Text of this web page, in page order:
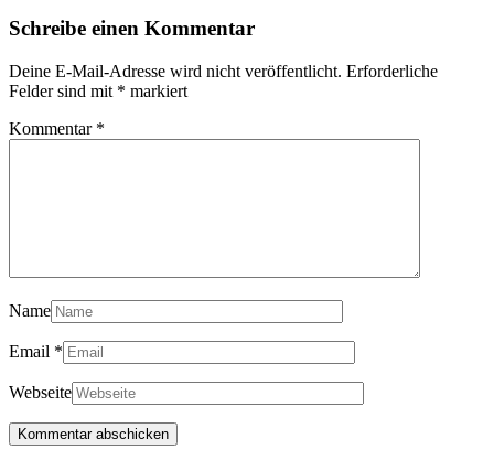
Schreibe einen Kommentar
Deine E-Mail-Adresse wird nicht veröffentlicht. Erforderliche
Felder sind mit * markiert
Kommentar *
Name
Email *
Webseite